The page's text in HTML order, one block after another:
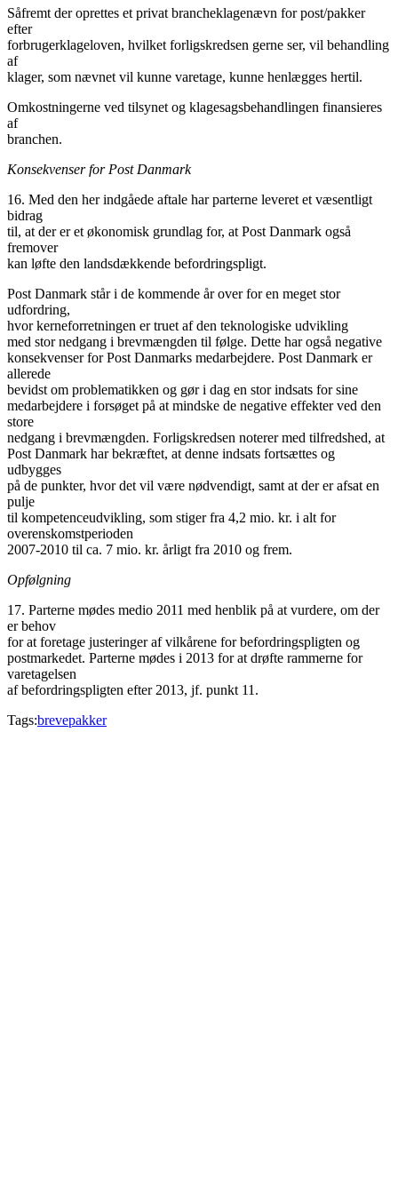
Såfremt der oprettes et privat brancheklagenævn for post/pakker
efter
forbrugerklageloven, hvilket forligskredsen gerne ser, vil behandling
af
klager, som nævnet vil kunne varetage, kunne henlægges hertil.
Omkostningerne ved tilsynet og klagesagsbehandlingen finansieres
af
branchen.
Konsekvenser for Post Danmark
16. Med den her indgåede aftale har parterne leveret et væsentligt
bidrag
til, at der er et økonomisk grundlag for, at Post Danmark også
fremover
kan løfte den landsdækkende befordringspligt.
Post Danmark står i de kommende år over for en meget stor
udfordring,
hvor kerneforretningen er truet af den teknologiske udvikling
med stor nedgang i brevmængden til følge. Dette har også negative
konsekvenser for Post Danmarks medarbejdere. Post Danmark er
allerede
bevidst om problematikken og gør i dag en stor indsats for sine
medarbejdere i forsøget på at mindske de negative effekter ved den
store
nedgang i brevmængden. Forligskredsen noterer med tilfredshed, at
Post Danmark har bekræftet, at denne indsats fortsættes og
udbygges
på de punkter, hvor det vil være nødvendigt, samt at der er afsat en
pulje
til kompetenceudvikling, som stiger fra 4,2 mio. kr. i alt for
overenskomstperioden
2007-2010 til ca. 7 mio. kr. årligt fra 2010 og frem.
Opfølgning
17. Parterne mødes medio 2011 med henblik på at vurdere, om der
er behov
for at foretage justeringer af vilkårene for befordringspligten og
postmarkedet. Parterne mødes i 2013 for at drøfte rammerne for
varetagelsen
af befordringspligten efter 2013, jf. punkt 11.
Tags:brevepakker